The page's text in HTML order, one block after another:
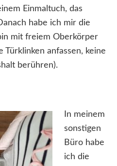
Einmaltuch, das
habe ich mir die
mit freiem Oberkörper
Türklinken anfassen, keine
berühren).
In meinem
sonstigen
Büro habe
ich die